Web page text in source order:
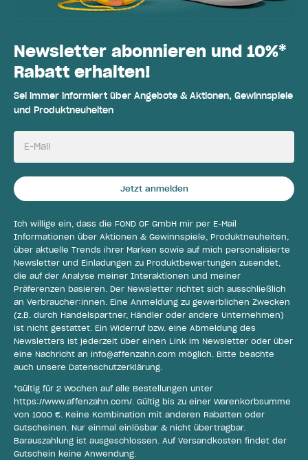
Newsletter abonnieren und 10%*
Rabatt erhalten!
Sei immer informiert über Angebote & Aktionen, Gewinnspiele
und Produktneuheiten
E-Mail
Jetzt anmelden
Ich willige ein, dass die FOND OF GmbH mir per E-Mail
Informationen über Aktionen & Gewinnspiele, Produktneuheiten,
über aktuelle Trends ihrer Marken sowie auf mich personalisierte
Newsletter und Einladungen zu Produktbewertungen zusendet,
die auf der Analyse meiner Interaktionen und meiner
Präferenzen basieren. Der Newsletter richtet sich ausschließlich
an Verbraucher:innen. Eine Anmeldung zu gewerblichen Zwecken
(z.B. durch Handelspartner, Händler oder andere Unternehmen)
ist nicht gestattet. Ein Widerruf bzw. eine Abmeldung des
Newsletters ist jederzeit über einen Link im Newsletter oder über
eine Nachricht an info@affenzahn.com möglich. Bitte beachte
auch unsere Datenschutzerklärung.
*Gültig für 2 Wochen auf alle Bestellungen unter
https://www.affenzahn.com/. Gültig bis zu einer Warenkorbsumme
von 1000 €. Keine Kombination mit anderen Rabatten oder
Gutscheinen. Nur einmal einlösbar & nicht übertragbar.
Barauszahlung ist ausgeschlossen. Auf Versandkosten findet der
Gutschein keine Anwendung.